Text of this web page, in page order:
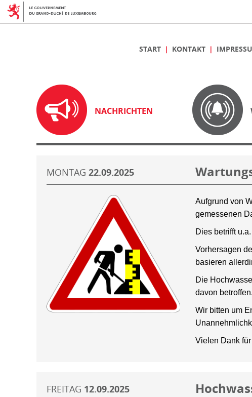
START KONTAKT
NACHRICHTEN
MONTAG 22.09.2025
Aufgrund von
gemessenen
Dies betrifft
Vorhersagen
basieren
Die
davon betroffen.
Wir bitten um
Vielen Dank
FREITAG 12.09.2025